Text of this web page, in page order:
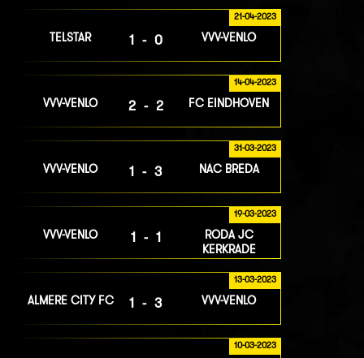
21-04-2023
TELSTAR 1-0 VVV-VENLO
14-04-2023
VVV-VENLO 2-2 FC EINDHOVEN
31-03-2023
VVV-VENLO 1-3 NAC BREDA
19-03-2023
VVV-VENLO 1-1
RODA JC
KERKRADE
13-03-2023
ALMERE CITY FC 1-3 VVV-VENLO
10-03-2023